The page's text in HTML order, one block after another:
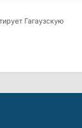
Гагаузскую